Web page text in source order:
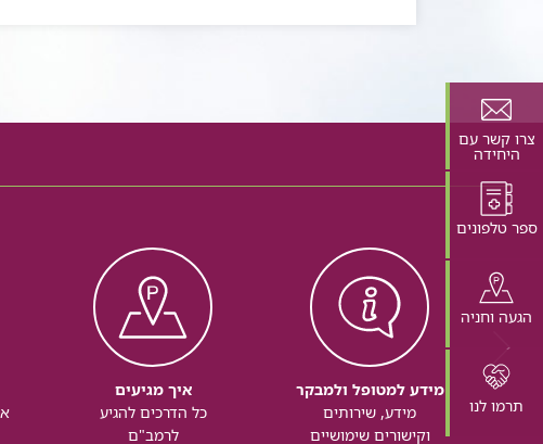
צרו קשר עם
היחידה
ספר טלפונים
הגעה וחניה
תרמו לנו
מידע למטופל ולמבקר
מידע, שירותים
וקישורים שימושיים
איך מגיעים
כל הדרכים להגיע
לרמב"ם